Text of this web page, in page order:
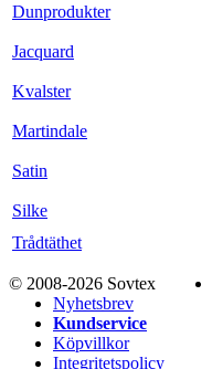
Dunprodukter
Jacquard
Kvalster
Martindale
Satin
Silke
Trådtäthet
© 2008-2026 Sovtex
Nyhetsbrev
Kundservice
Köpvillkor
Integritetspolicy